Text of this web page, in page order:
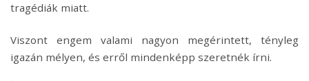
tragédiák miatt.
Viszont engem valami nagyon megérintett, tényleg
igazán mélyen, és erről mindenképp szeretnék írni.